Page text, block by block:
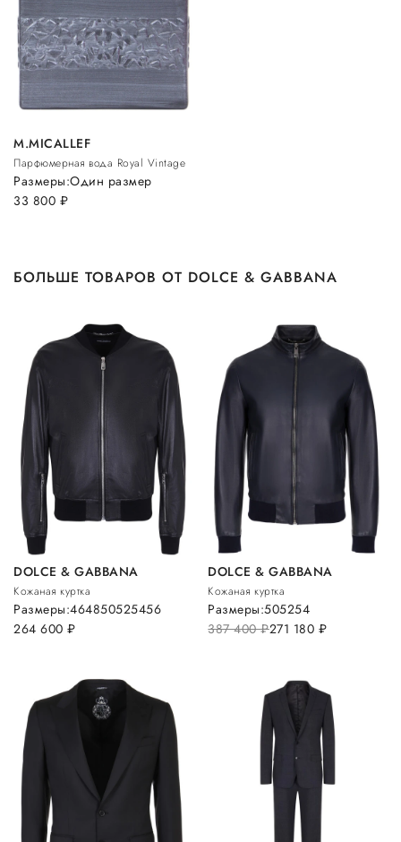
M.MICALLEF
Парфюмерная вода Royal Vintage
33 800 руб.
Размеры:Один размер
БОЛЬШЕ ТОВАРОВ ОТ DOLCE & GABBANA
DOLCE & GABBANA
Кожаная куртка
264 600 руб.
Размеры:464850525456
DOLCE & GABBANA
Кожаная куртка
387 400руб.271 180 руб.
Размеры:505254